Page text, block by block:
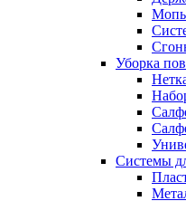
Уборка
Системы